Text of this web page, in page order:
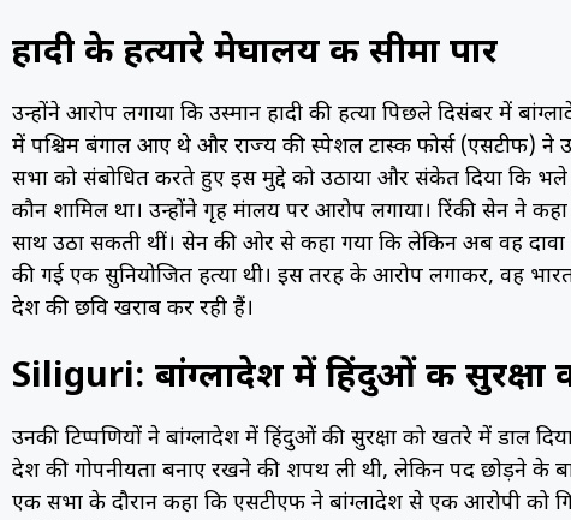
हादी के हत्यारे मेघालय की सीमा पार
उन्होंने आरोप लगाया कि उस्मान हादी की हत्या पिछले दिसंबर में
में पश्चिम बंगाल आए थे और राज्य की स्पेशल टास्क फोर्स (एसटीफ) ने
सभा को संबोधित करते हुए इस मुद्दे को उठाया और संकेत दिया कि
कौन शामिल था। उन्होंने गृह मंत्रालय पर आरोप लगाया। रिंकी सेन ने
साथ उठा सकती थीं। सेन की ओर से कहा गया कि लेकिन अब वह
की गई एक सुनियोजित हत्या थी। इस तरह के आरोप लगाकर, वह
देश की छवि खराब कर रही हैं।
Siliguri: बांग्लादेश में हिंदुओं की सुरक्षा
उनकी टिप्पणियों ने बांग्लादेश में हिंदुओं की सुरक्षा को खतरे में डाल
देश की गोपनीयता बनाए रखने की शपथ ली थी, लेकिन पद छोड़ने के
एक सभा के दौरान कहा कि एसटीएफ ने बांग्लादेश से एक आरोपी को